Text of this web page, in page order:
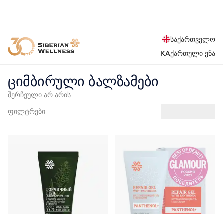
საქართველო
KAქართული ენა
ციმბირული ბალზამები
შერჩეული არ არის
ფილტრები